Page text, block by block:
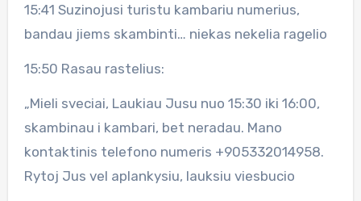
15:41 Suzinojusi turistu kambariu numerius,
bandau jiems skambinti… niekas nekelia ragelio
15:50 Rasau rastelius:
„Mieli sveciai, Laukiau Jusu nuo 15:30 iki 16:00,
skambinau i kambari, bet neradau. Mano
kontaktinis telefono numeris +905332014958.
Rytoj Jus vel aplankysiu, lauksiu viesbucio